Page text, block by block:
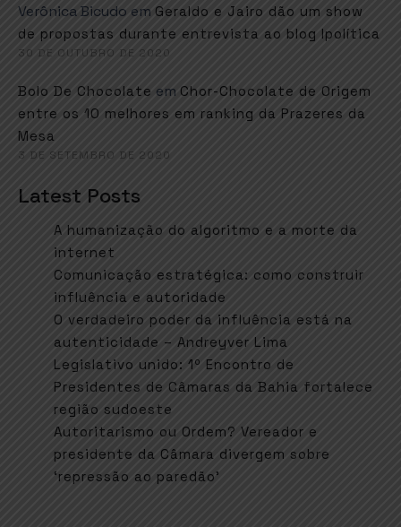
Verônica Bicudo em Geraldo e Jairo dão um show
de propostas durante entrevista ao blog Ipolítica
30 DE OUTUBRO DE 2020
Bolo De Chocolate em Chor-Chocolate de Origem
entre os 10 melhores em ranking da Prazeres da
Mesa
3 DE SETEMBRO DE 2020
Latest Posts
A humanização do algoritmo e a morte da
internet
Comunicação estratégica: como construir
influência e autoridade
O verdadeiro poder da influência está na
autenticidade – Andreyver Lima
Legislativo unido: 1º Encontro de
Presidentes de Câmaras da Bahia fortalece
região sudoeste
Autoritarismo ou Ordem? Vereador e
presidente da Câmara divergem sobre
‘repressão ao paredão’